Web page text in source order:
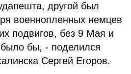
другой был
военнопленных немцев
подвигов, без 9 Мая и
бы, - поделился
Сергей Егоров.